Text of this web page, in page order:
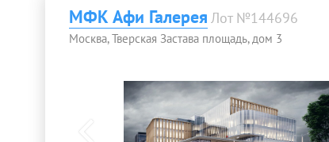
МФК Афи Галерея Лот №144696
Москва, Тверская Застава площадь, дом 3